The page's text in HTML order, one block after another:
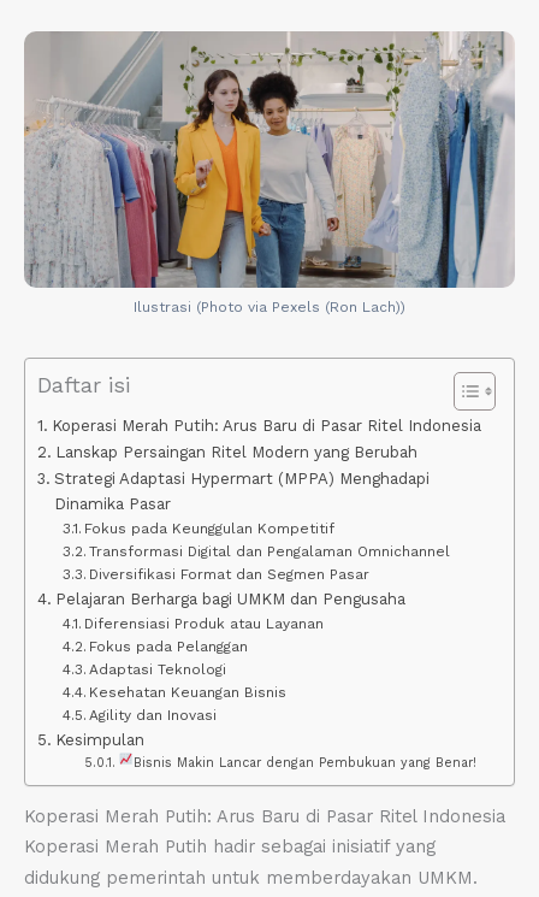
Ilustrasi (Photo via Pexels (Ron Lach))
Daftar isi
Koperasi Merah Putih: Arus Baru di Pasar Ritel Indonesia
Lanskap Persaingan Ritel Modern yang Berubah
Strategi Adaptasi Hypermart (MPPA) Menghadapi
Dinamika Pasar
Fokus pada Keunggulan Kompetitif
Transformasi Digital dan Pengalaman Omnichannel
Diversifikasi Format dan Segmen Pasar
Pelajaran Berharga bagi UMKM dan Pengusaha
Diferensiasi Produk atau Layanan
Fokus pada Pelanggan
Adaptasi Teknologi
Kesehatan Keuangan Bisnis
Agility dan Inovasi
Kesimpulan
Bisnis Makin Lancar dengan Pembukuan yang Benar!
Koperasi Merah Putih: Arus Baru di Pasar Ritel Indonesia
Koperasi Merah Putih hadir sebagai inisiatif yang
didukung pemerintah untuk memberdayakan UMKM.